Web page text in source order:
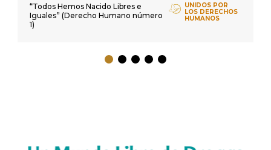
“Todos Hemos Nacido Libres e
Iguales” (Derecho Humano número
1)
UNIDOS POR
LOS DERECHOS
HUMANOS